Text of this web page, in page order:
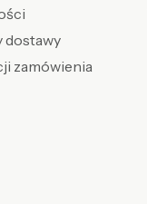
dostawy
zamówienia